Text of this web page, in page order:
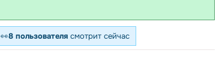
👀8 пользователя смотрит сейчас